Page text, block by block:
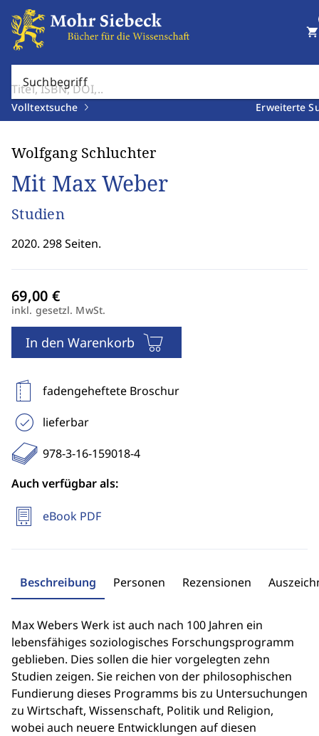
Suchbegriff
Volltextsuche Erweiterte
shopping_cart
Wolfgang Schluchter
Mit Max Weber
Studien
2020. 298 Seiten.
inkl. gesetzl. MwSt.
In den Warenkorb
fadengeheftete Broschur
lieferbar
978-3-16-159018-4
Auch verfügbar als:
eBook PDF
Beschreibung Personen Rezensionen
Max Webers Werk ist auch nach 100 Jahren ein
lebensfähiges soziologisches Forschungsprogramm
geblieben. Dies sollen die hier vorgelegten zehn
Studien zeigen. Sie reichen von der philosophischen
Fundierung dieses Programms bis zu Untersuchungen
zu Wirtschaft, Wissenschaft, Politik und Religion,
wobei auch neuere Entwicklungen auf diesen